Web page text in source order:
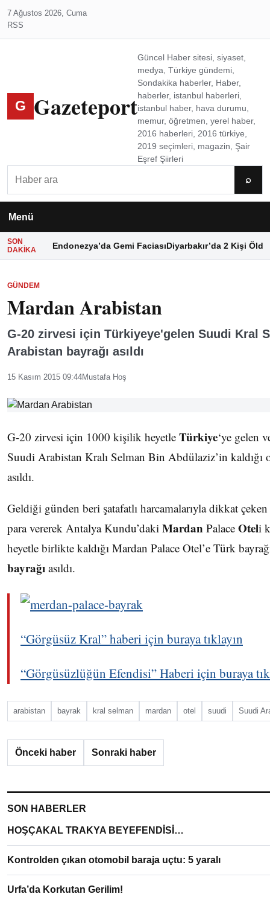
7 Ağustos 2026, Cuma
RSS
G Gazeteport
Güncel Haber sitesi, siyaset,
medya, Türkiye gündemi,
Sondakika haberler, Haber,
haberler, istanbul haberleri,
istanbul haber, hava durumu,
memur, öğretmen, yerel haber,
2016 haberleri, 2016 türkiye,
2019 seçimleri, magazin, Şair
Eşref Şiirleri
⌕
Menü
SON
DAKIKA
Endonezya’da Gemi FaciasıDiyarbakır’da 2 Kişi Öldü
GÜNDEM
Mardan Arabistan
G-20 zirvesi için Türkiyeye'gelen Suudi Kral
Arabistan bayrağı asıldı
15 Kasım 2015 09:44Mustafa Hoş
G-20 zirvesi için 1000 kişilik heyetle Türkiye‘ye gelen
Suudi Arabistan Kralı Selman Bin Abdülaziz’in kaldığı
asıldı.
Geldiği günden beri şatafatlı harcamalarıyla dikkat çeken
para vererek Antalya Kundu’daki Mardan Palace Oteli
heyetle birlikte kaldığı Mardan Palace Otel’e Türk
bayrağı asıldı.
“Görgüsüz Kral” haberi için buraya tıklayın
“Görgüsüzlüğün Efendisi” Haberi için buraya
arabistan bayrak kral selman mardan otel suudi Suudi
Önceki haber Sonraki haber
SON HABERLER
HOŞÇAKAL TRAKYA BEYEFENDİSİ…
Kontrolden çıkan otomobil baraja uçtu: 5 yaralı
Urfa’da Korkutan Gerilim!